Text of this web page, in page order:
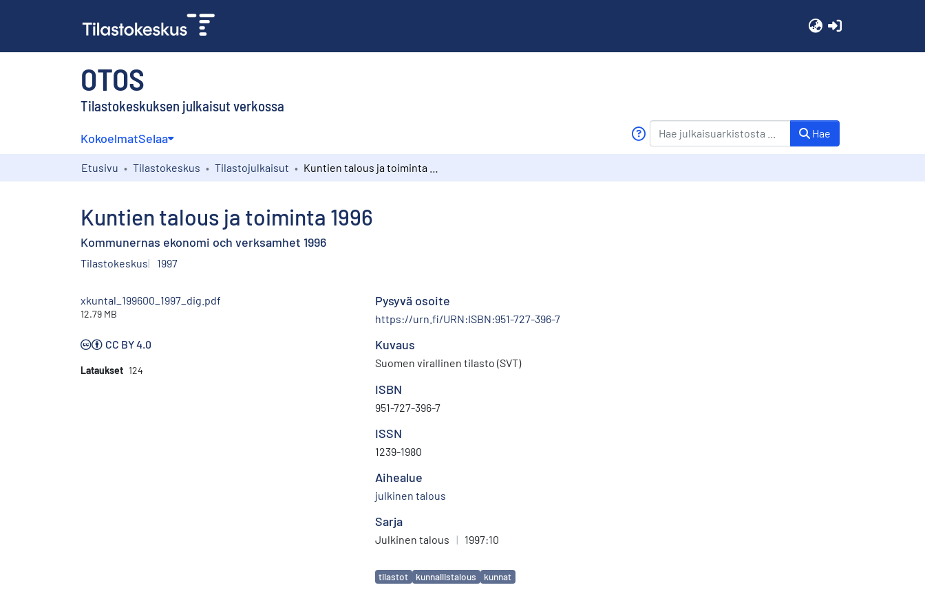
OTOS
Tilastokeskuksen julkaisut verkossa
KokoelmatSelaa Hae
Etusivu Tilastokeskus Tilastojulkaisut
Kuntien talous ja toiminta 1996
Kommunernas ekonomi och verksamhet 1996
Tilastokeskus 1997
xkuntal_199600_1997_dig.pdf
12.79 MB
CC BY 4.0
Lataukset 124
Pysyvä osoite
https://urn.fi/URN:ISBN:951-727-396-7
Kuvaus
Suomen virallinen tilasto (SVT)
ISBN
951-727-396-7
ISSN
1239-1980
Aihealue
julkinen talous
Sarja
Julkinen talous | 1997:10
Avainsanat
tilastot kunnallistalous kunnat